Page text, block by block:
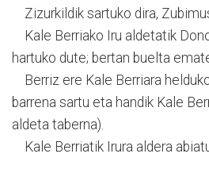
Zizurkildik sartuko dira,
Kale Berriako Iru aldetatik
hartuko dute; bertan buelta
Berriz ere Kale Berriara
barrena sartu eta handik Kale
aldeta taberna).
Kale Berriatik Irura aldera